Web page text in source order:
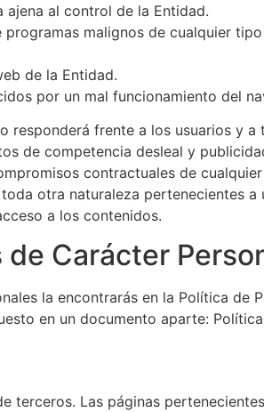
al control de la Entidad.
malignos de cualquier
de la Entidad.
por un mal funcionamiento del
responderá frente a los usuarios y
de competencia desleal y
contractuales de
otra naturaleza pertenecientes
a los contenidos.
Carácter
la encontrarás en la Política de
en un documento aparte:
terceros. Las páginas